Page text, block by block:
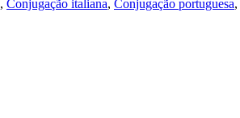
, Conjugação italiana, Conjugação portuguesa,